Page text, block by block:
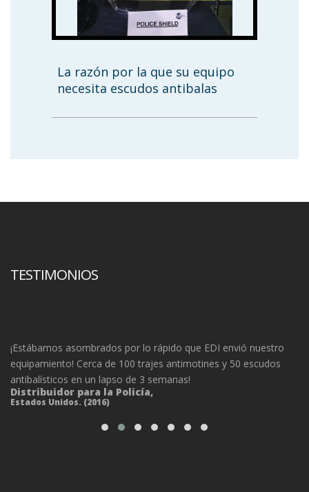
La razón por la que su equipo
necesita escudos antibalas
TESTIMONIOS
¡Estábamos asombrados por lo rápido que EDI envió nuestro
equipamiento! Cerca de 100 trajes antimotines y 50 escudos
antibalísticos en un lapso de 3 semanas!
Distribuidor para la Policía,
Estados Unidos. (2016)